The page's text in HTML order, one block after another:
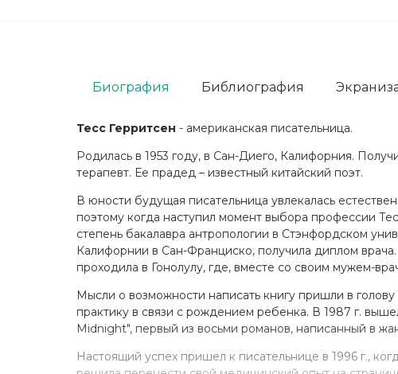
Тесс Герритсен - американская писательница.
Родилась в 1953 году, в Сан-Диего, Калифорния.
терапевт. Ее прадед – известный китайский поэт.
В юности будущая писательница увлекалась
поэтому когда наступил момент выбора профессии
степень бакалавра антропологии в Стэнфордском
Калифорнии в Сан-Франциско, получила диплом
проходила в Гонолулу, где, вместе со своим мужем-
Мысли о возможности написать книгу пришли в
практику в связи с рождением ребенка. В 1987 г.
Midnight", первый из восьми романов, написанный в
Настоящий успех пришел к писательнице в 1996 г.,
Биография Библиография